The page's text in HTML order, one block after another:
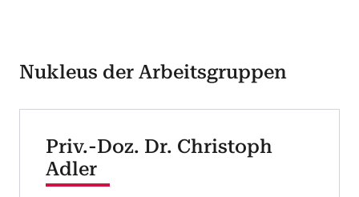
Nukleus der Arbeitsgruppen
Priv.-Doz. Dr. Christoph
Adler